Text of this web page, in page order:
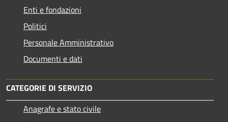
Enti e fondazioni
Politici
Personale Amministrativo
Documenti e dati
CATEGORIE DI SERVIZIO
Anagrafe e stato civile